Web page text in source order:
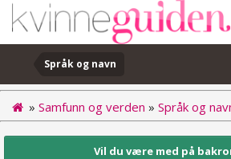
Språk og navn
» Samfunn og verden » Språk og
Vil du være med på